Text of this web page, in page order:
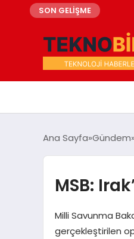
SON GELİŞME
Ana Sayfa Gündem
MSB:
Milli Savunma
gerçekleştirilen